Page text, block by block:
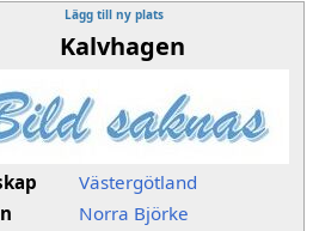
Lägg till ny plats
Kalvhagen
Västergötland
Norra Björke